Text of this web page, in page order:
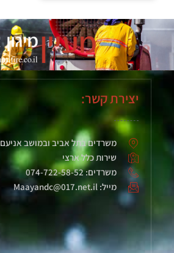
יצירת קשר:
משרדים בתל אביב ובמושב אניעם
שירות כלל ארצי
משרדים: 074-722-58-52
מייל: Maayandc@017.net.il